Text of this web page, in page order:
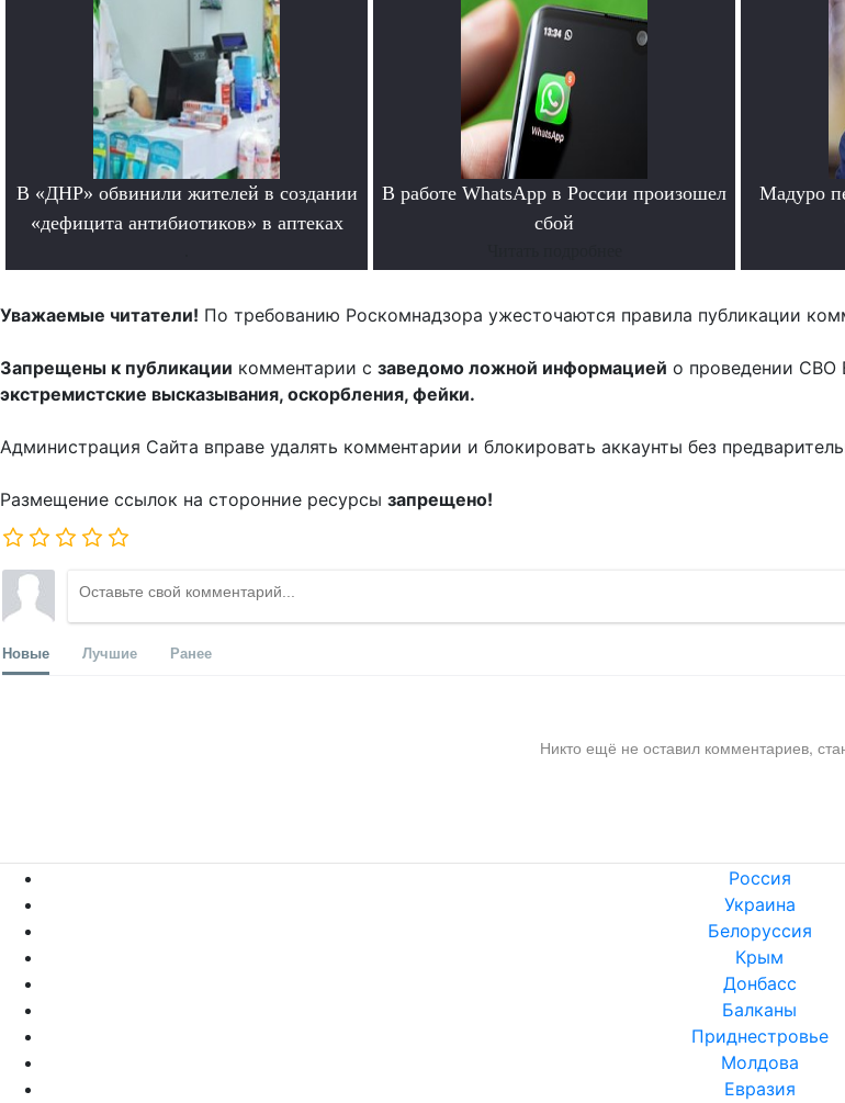
В «ДНР» обвинили жителей в создании
«дефицита антибиотиков» в аптеках
В работе WhatsApp в России произошел
сбой
Мадуро
Уважаемые читатели! По требованию Роскомнадзора ужесточаются правила публикации
Запрещены к публикации комментарии с заведомо ложной информацией о проведении СВО
экстремистские высказывания, оскорбления, фейки.
Администрация Сайта вправе удалять комментарии и блокировать аккаунты без
Размещение ссылок на сторонние ресурсы запрещено!
Новые Лучшие Ранее
Никто ещё не оставил комментариев,
Россия
Украина
Белоруссия
Крым
Донбасс
Балканы
Приднестровье
Молдова
Евразия